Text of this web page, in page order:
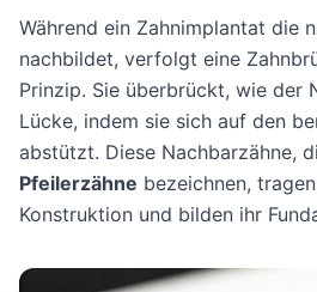
Während ein Zahnimplantat die
nachbildet, verfolgt eine
Prinzip. Sie überbrückt, wie der
Lücke, indem sie sich auf den
abstützt. Diese Nachbarzähne,
Pfeilerzähne bezeichnen,
Konstruktion und bilden ihr